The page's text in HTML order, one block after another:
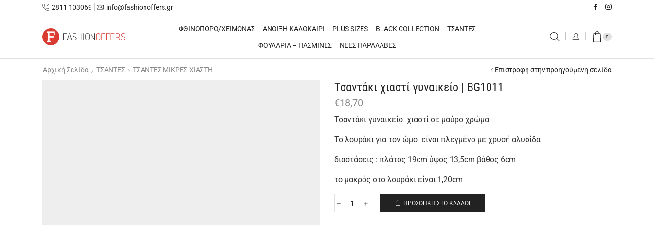
2811 103069 info@fashionoffers.gr
ΦΘΙΝΟΠΩΡΟ/ΧΕΙΜΩΝΑΣ ΑΝΟΙΞΗ-ΚΑΛΟΚΑΙΡΙ PLUS SIZES BLACK COLLECTION ΤΣΑΝΤΕΣ
ΦΟΥΛΑΡΙΑ – ΠΑΣΜΙΝΕΣ ΝΕΕΣ ΠΑΡΑΛΑΒΕΣ
0
Αρχική Σελίδα ΤΣΑΝΤΕΣ ΤΣΑΝΤΕΣ ΜΙΚΡΕΣ-ΧΙΑΣΤΗ Επιστροφή στην προηγούμενη σελίδα
Τσαντάκι χιαστί γυναικείο | BG1011
€18,70
Τσαντάκι γυναικείο χιαστί σε μαύρο χρώμα
Το λουράκι για τον ώμο είναι πλεγμένο με χρυσή αλυσίδα
διαστάσεις : πλάτος 19cm ύψος 13,5cm βάθος 6cm
το μακρός στο λουράκι είναι 1,20cm
ΠΡΟΣΘΉΚΗ ΣΤΟ ΚΑΛΆΘΙ